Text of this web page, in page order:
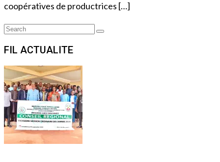
coopératives de productrices […]
Search
Search
FIL ACTUALITE